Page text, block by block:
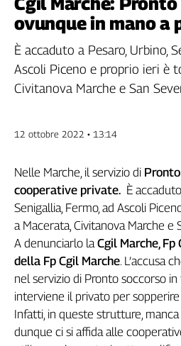
Filcams
Filctem
Fillea
Filt
Fiom
Flc
Nidil
Slc
Spi
Inca
Caaf
Speciali
G8
di
Genova,
ovunque in mano a
È accaduto a Pesaro, Urbino,
Ascoli Piceno e proprio ieri è
Civitanova Marche e San
12 ottobre 2022 • 13:14
Nelle Marche, il servizio di
cooperative private. È
Senigallia, Fermo, ad Ascoli
a Macerata, Civitanova Marche e
A denunciarlo laCgil Marche, Fp
della Fp Cgil Marche. L’accusa
nel servizio di Pronto soccorso
interviene il privato per
Infatti, in queste strutture,
dunque ci si affida alle